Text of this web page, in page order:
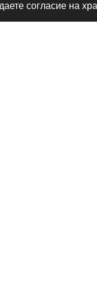
согласие на
Сделано в